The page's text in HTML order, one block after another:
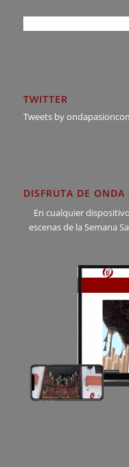
TWITTER
Tweets by
DISFRUTA DE
En cualquier
escenas de la Semana